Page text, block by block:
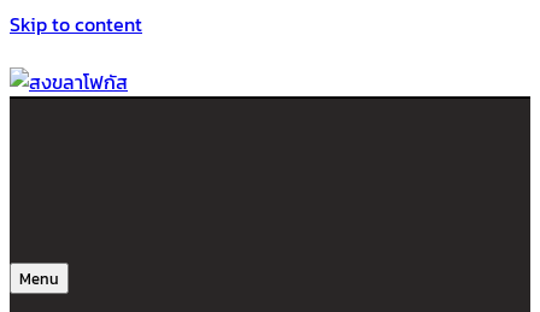
Skip to content
Menu